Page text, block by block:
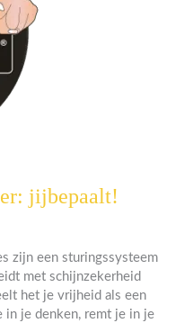
jijbepaalt!
zijn een sturingssysteem
met schijnzekerheid
het je vrijheid als een
in je denken, remt je in je